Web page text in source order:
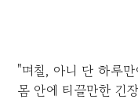
"며칠, 아니 단 하루
몸 안에 티끌만한 긴